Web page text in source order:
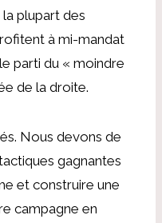
plupart des
à mi-mandat
parti du « moindre
de la droite.
Nous devons de
gagnantes
et construire une
campagne en